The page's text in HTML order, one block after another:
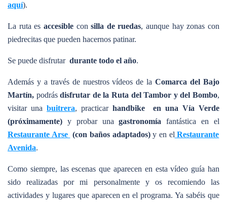
aquí).
La ruta es accesibleconsilla de ruedas, aunque hay zonas con
piedrecitas que pueden hacernos patinar.
Se puede disfrutar durante todo el año.
Además y a través de nuestros vídeos de laComarca del Bajo
Martín, podrásdisfrutar de la Ruta del Tambor y del Bombo,
visitar una buitrera, practicar handbike
en una Vía Verde
(próximamente) y probar una gastronomíafantástica en el
Restaurante Arse (con baños adaptados)y en el Restaurante
Avenida.
Como siempre, las escenas que aparecen en esta vídeo guía han
sido realizadas por mi personalmente y os recomiendo las
actividades y lugares que aparecen en el programa. Ya sabéis que